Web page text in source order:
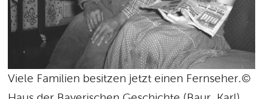
Viele Familien besitzen jetzt einen Fernseher.©